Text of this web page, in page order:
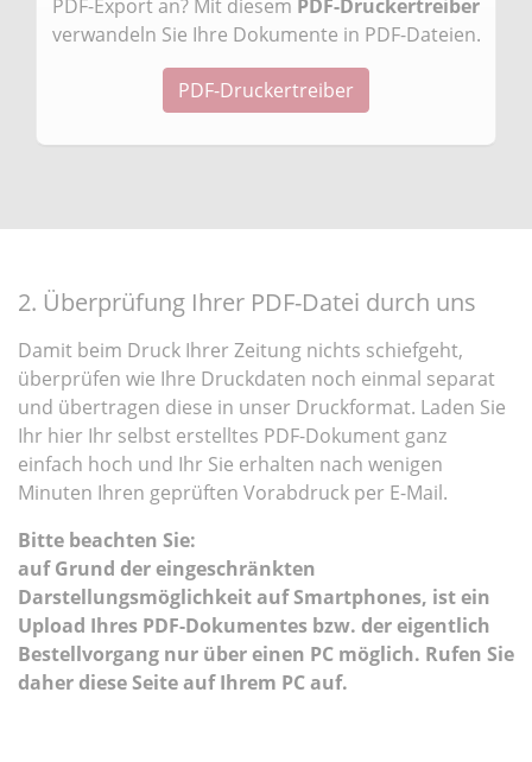
PDF-Export an? Mit diesem PDF-Druckertreiber
verwandeln Sie Ihre Dokumente in PDF-Dateien.
PDF-Druckertreiber
2. Überprüfung Ihrer PDF-Datei durch uns
Damit beim Druck Ihrer Zeitung nichts schiefgeht,
überprüfen wie Ihre Druckdaten noch einmal separat
und übertragen diese in unser Druckformat. Laden Sie
Ihr hier Ihr selbst erstelltes PDF-Dokument ganz
einfach hoch und Ihr Sie erhalten nach wenigen
Minuten Ihren geprüften Vorabdruck per E-Mail.
Bitte beachten Sie:
auf Grund der eingeschränkten
Darstellungsmöglichkeit auf Smartphones, ist ein
Upload Ihres PDF-Dokumentes bzw. der eigentlich
Bestellvorgang nur über einen PC möglich. Rufen Sie
daher diese Seite auf Ihrem PC auf.